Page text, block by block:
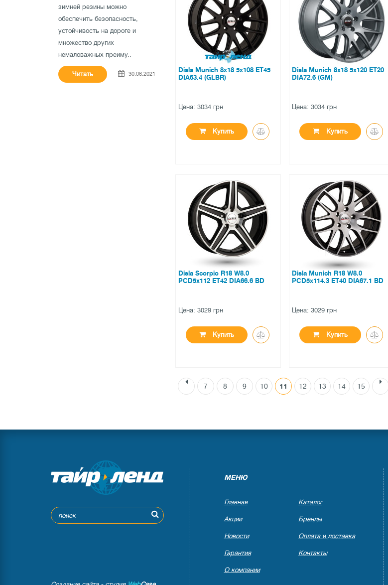
зимней резины можно
обеспечить безопасность,
устойчивость на дороге и
множество других
немаловажных преиму..
Читать 30.06.2021
0 отзывов 0 отзывов
Disla Munich 8x18 5x108 ET45
DIA63.4 (GLBR)
Цена: 3034 грн
Купить
нет в наличии
0 отзывов
Disla Munich 8x18 5x120 ET20
DIA72.6 (GM)
Цена: 3034 грн
Купить
нет в наличии
0 отзывов
Disla Scorpio R18 W8.0
PCD5x112 ET42 DIA66.6 BD
Цена: 3029 грн
Купить
нет в наличии
Disla Munich R18 W8.0
PCD5x114.3 ET40 DIA67.1 BD
Цена: 3029 грн
Купить
●нет в наличии
7 8 9 10 11 12 13 14 15
МЕНЮ
Главная Каталог
Акции Бренды
Новости Оплата и доставка
Гарантия Контакты
О компании